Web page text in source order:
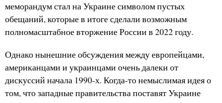
меморандум стал на Украине символом пустых
обещаний, которые в итоге сделали возможным
полномасштабное вторжение России в 2022 году.
Однако нынешние обсуждения между европейцами,
американцами и украинцами очень далеки от
дискуссий начала 1990-х. Когда-то немыслимая идея о
том, что западные правительства поставят Украине